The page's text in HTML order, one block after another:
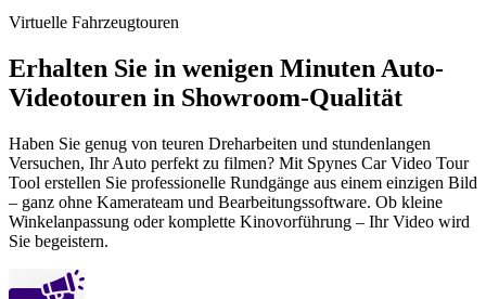
Virtuelle Fahrzeugtouren
Erhalten Sie in wenigen Minuten Auto-
Videotouren in Showroom-Qualität
Haben Sie genug von teuren Dreharbeiten und stundenlangen
Versuchen, Ihr Auto perfekt zu filmen? Mit Spynes Car Video Tour
Tool erstellen Sie professionelle Rundgänge aus einem einzigen Bild
– ganz ohne Kamerateam und Bearbeitungssoftware. Ob kleine
Winkelanpassung oder komplette Kinovorführung – Ihr Video wird
Sie begeistern.